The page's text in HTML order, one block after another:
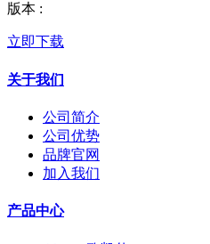
版本 :
立即下载
关于我们
公司简介
公司优势
品牌官网
加入我们
产品中心